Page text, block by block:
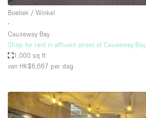
Boetiek / Winkel
∙
Causeway Bay
Shop for rent in affluent street of Causeway Bay
1,000 sq ft
van HK$6,667 per dag